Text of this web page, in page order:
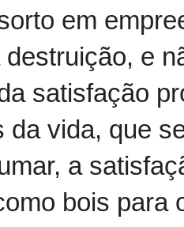
em
destruição, e
satisfação
da vida, que
a
bois para